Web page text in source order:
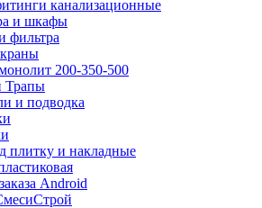
канализационные
и шкафы
фильтра
200-350-500
Трапы
и подводка
плитку и накладные
Android